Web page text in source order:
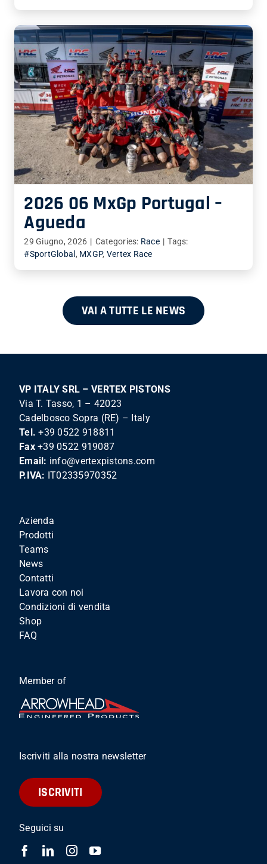
2026 06 MxGp Portugal –
Agueda
29 Giugno, 2026 | Categories: Race | Tags:
#SportGlobal , MXGP, Vertex Race
VAI A TUTTE LE NEWS
VP ITALY SRL – VERTEX PISTONS
Via T. Tasso, 1 – 42023
Cadelbosco Sopra (RE) – Italy
Tel. +39 0522 918811
Fax +39 0522 919087
Email: info@vertexpistons.com
P.IVA: IT02335970352
Azienda
Prodotti
Teams
News
Contatti
Lavora con noi
Condizioni di vendita
Shop
FAQ
Member of
Iscriviti alla nostra newsletter
ISCRIVITI
Seguici su